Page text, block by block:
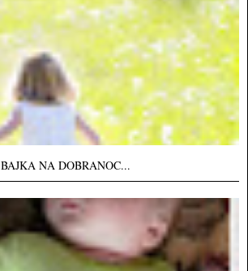
BAJKA NA DOBRANOC...